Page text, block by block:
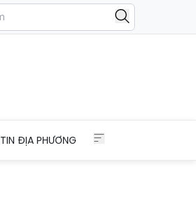
TIN ĐỊA PHƯƠNG